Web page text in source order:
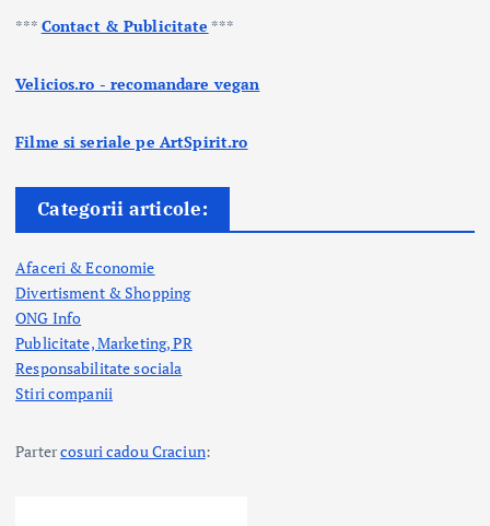
*** Contact & Publicitate ***
Velicios.ro - recomandare vegan
Filme si seriale pe ArtSpirit.ro
Categorii articole:
Afaceri & Economie
Divertisment & Shopping
ONG Info
Publicitate, Marketing, PR
Responsabilitate sociala
Stiri companii
Partercosuri cadou Craciun: